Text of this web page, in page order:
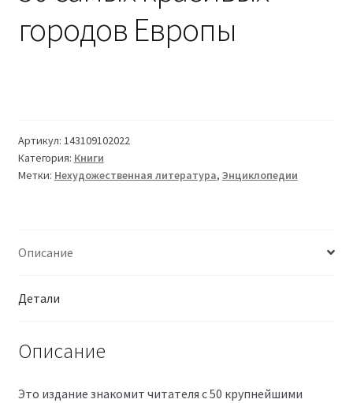
городов Европы
Артикул: 143109102022
Категория: Книги
Метки: Нехудожественная литература, Энциклопедии
Описание
Детали
Описание
Это издание знакомит читателя с 50 крупнейшими